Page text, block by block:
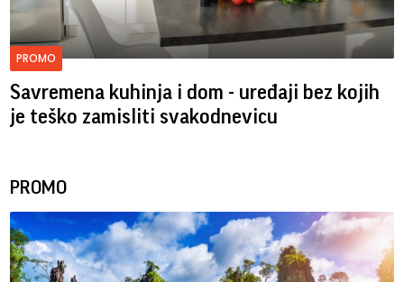
PROMO
Savremena kuhinja i dom - uređaji bez kojih
je teško zamisliti svakodnevicu
PROMO